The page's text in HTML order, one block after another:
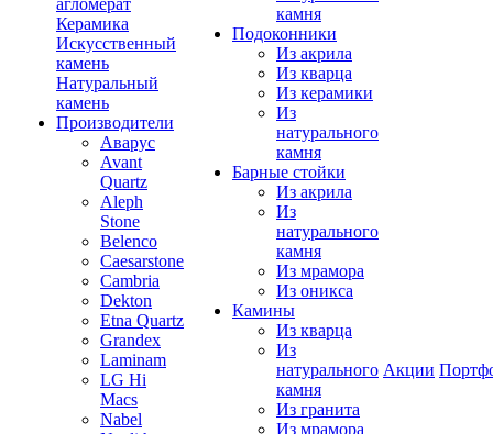
агломерат
Керамика
Искусственный
камень
Натуральный
камень
Производители
Аварус
Avant
Quartz
Aleph
Stone
Belenco
Caesarstone
Cambria
Dekton
Etna Quartz
Grandex
Laminam
LG Hi
Macs
Nabel
камня
Подоконники
Из акрила
Из кварца
Из керамики
Из
натурального
камня
Барные стойки
Из акрила
Из
натурального
камня
Из мрамора
Из оникса
Камины
Из кварца
Из
натурального
камня
Из гранита
Из мрамора
Акции